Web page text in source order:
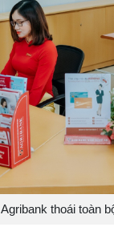
Agribank thoái toàn